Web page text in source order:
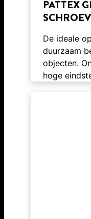
PATTEX
De ideale
duurzaam
objecten.
hoge